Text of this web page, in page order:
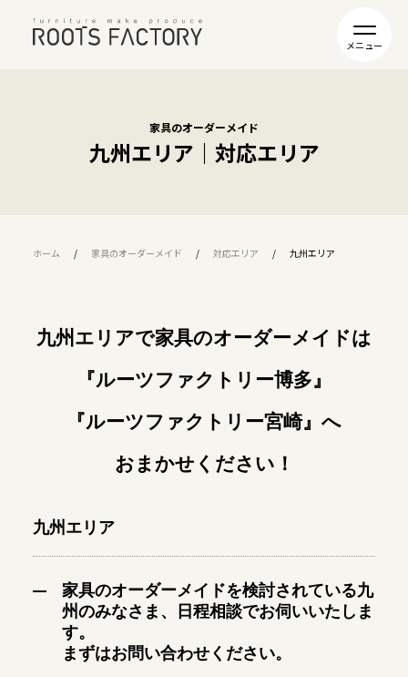
家具のオーダーメイド
九州エリア｜対応エリア
ホーム 家具のオーダーメイド 対応エリア 九州エリア
九州エリアで家具のオーダーメイドは
『ルーツファクトリー博多』
『ルーツファクトリー宮崎』へ
おまかせください！
九州エリア
家具のオーダーメイドを検討されている九
州のみなさま、日程相談でお伺いいたしま
す。
まずはお問い合わせください。